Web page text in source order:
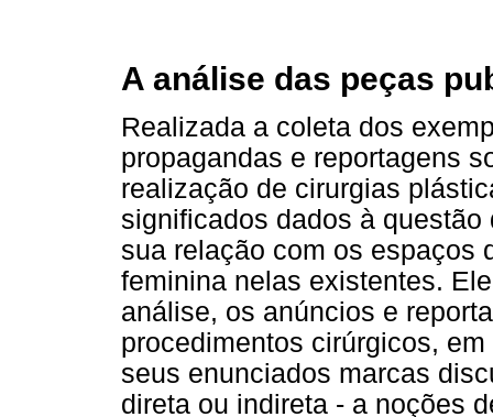
A análise das peças
Realizada a coleta dos
propagandas e reportagens
realização de cirurgias
significados dados à
sua relação com os espaços
feminina nelas existentes.
análise, os anúncios e
procedimentos cirúrgicos,
seus enunciados marcas
direta ou indireta - a noções